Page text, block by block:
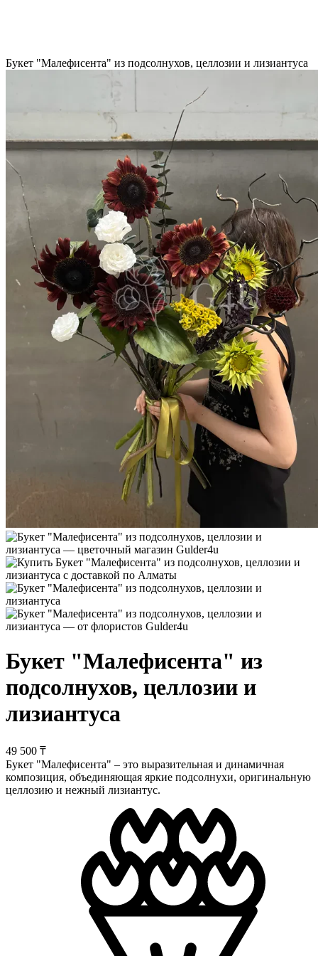
Букет "Малефисента" из подсолнухов, целлозии и лизиантуса
Букет "Малефисента" из
подсолнухов, целлозии и
лизиантуса
49 500 ₸
Букет "Малефисента" – это выразительная и динамичная
композиция, объединяющая яркие подсолнухи, оригинальную
целлозию и нежный лизиантус.